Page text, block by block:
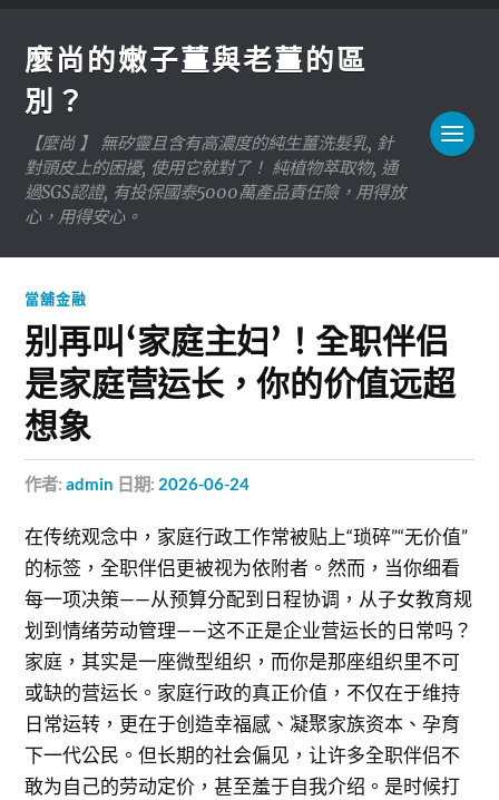
麼尚的嫩子薑與老薑的區
別？
【麼尚 】 無矽靈且含有高濃度的純生薑洗髮乳, 針
對頭皮上的困擾, 使用它就對了！ 純植物萃取物, 通
過SGS認證, 有投保國泰5000萬產品責任險，用得放
心，用得安心。
當舖金融
别再叫‘家庭主妇’！全职伴侣
是家庭营运长，你的价值远超
想象
作者:admin 日期: 2026-06-24
在传统观念中，家庭行政工作常被贴上“琐碎”“无价值”
的标签，全职伴侣更被视为依附者。然而，当你细看
每一项决策——从预算分配到日程协调，从子女教育规
划到情绪劳动管理——这不正是企业营运长的日常吗？
家庭，其实是一座微型组织，而你是那座组织里不可
或缺的营运长。家庭行政的真正价值，不仅在于维持
日常运转，更在于创造幸福感、凝聚家族资本、孕育
下一代公民。但长期的社会偏见，让许多全职伴侣不
敢为自己的劳动定价，甚至羞于自我介绍。是时候打